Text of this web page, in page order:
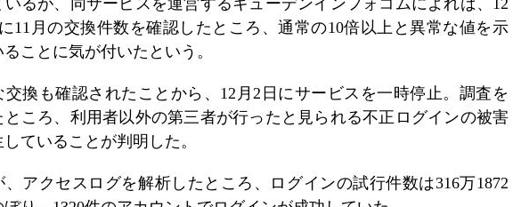
いるが、同サービスを運営するキューデンインフォコムによれば、12
11月の交換件数を確認したところ、通常の10倍以上と異常な値を示
ることに気が付いたという。
交換も確認されたことから、12月2日にサービスを一時停止。調査を
ところ、利用者以外の第三者が行ったと見られる不正ログインの被害
ていることが判明した。
、アクセスログを解析したところ、ログインの試行件数は316万1872